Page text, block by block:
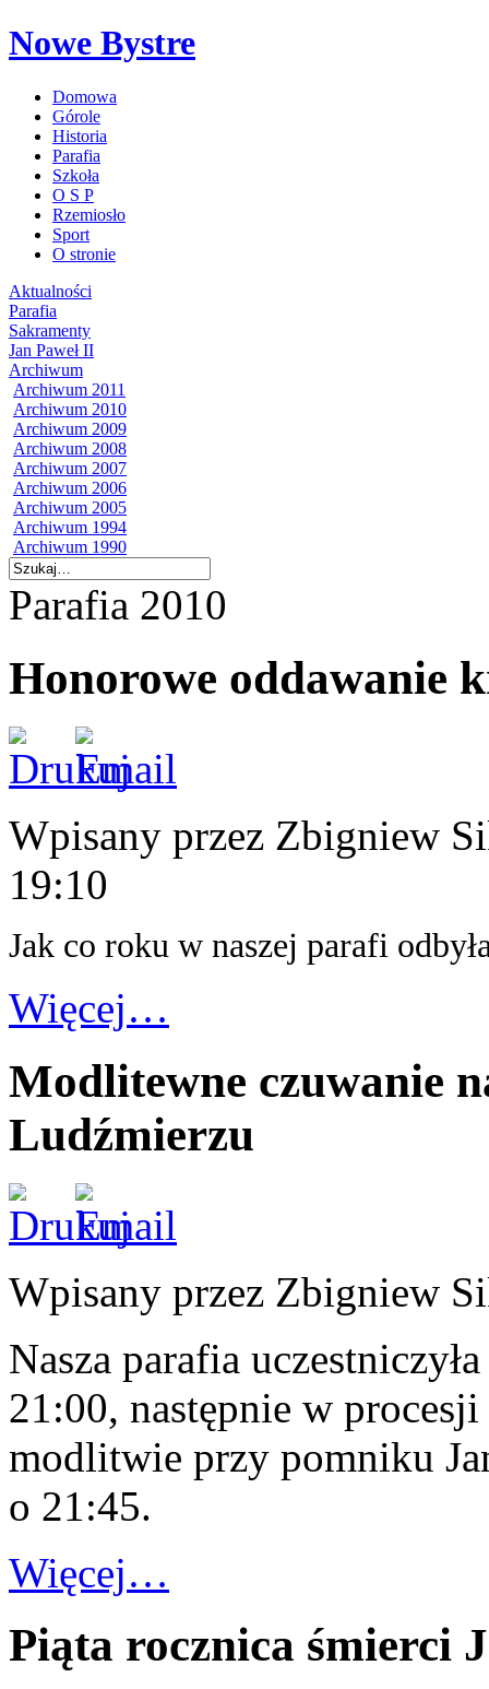
Nowe Bystre
Domowa
Górole
Historia
Parafia
Szkoła
O S P
Rzemiosło
Sport
O stronie
Aktualności
Parafia
Sakramenty
Jan Paweł II
Archiwum
Archiwum 2011
Archiwum 2010
Archiwum 2009
Archiwum 2008
Archiwum 2007
Archiwum 2006
Archiwum 2005
Archiwum 1994
Archiwum 1990
Parafia 2010
Honorowe oddawanie
Wpisany przez Zbigniew
19:10
Jak co roku w naszej parafi
Więcej…
Modlitewne czuwanie
Ludźmierzu
Wpisany przez Zbigniew
Nasza parafia
21:00, następnie w
modlitwie przy pomniku
o 21:45.
Więcej…
Piąta rocznica śmierci